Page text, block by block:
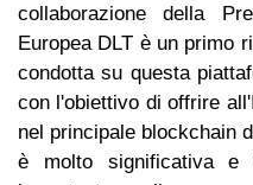
collaborazione della
Europea DLT è un primo
condotta su questa
con l'obiettivo di offrire
nel principale blockchain
è molto significativa e